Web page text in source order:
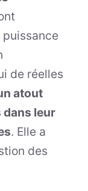
de réelles
atout
leur
. Elle a
des